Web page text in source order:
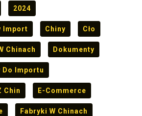
2024
Import Chiny Cło
Chinach Dokumenty
Do Importu
Chin E-Commerce
Fabryki W Chinach